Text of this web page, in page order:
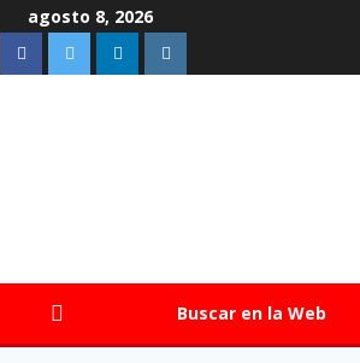
agosto 8, 2026
Buscar en la Web